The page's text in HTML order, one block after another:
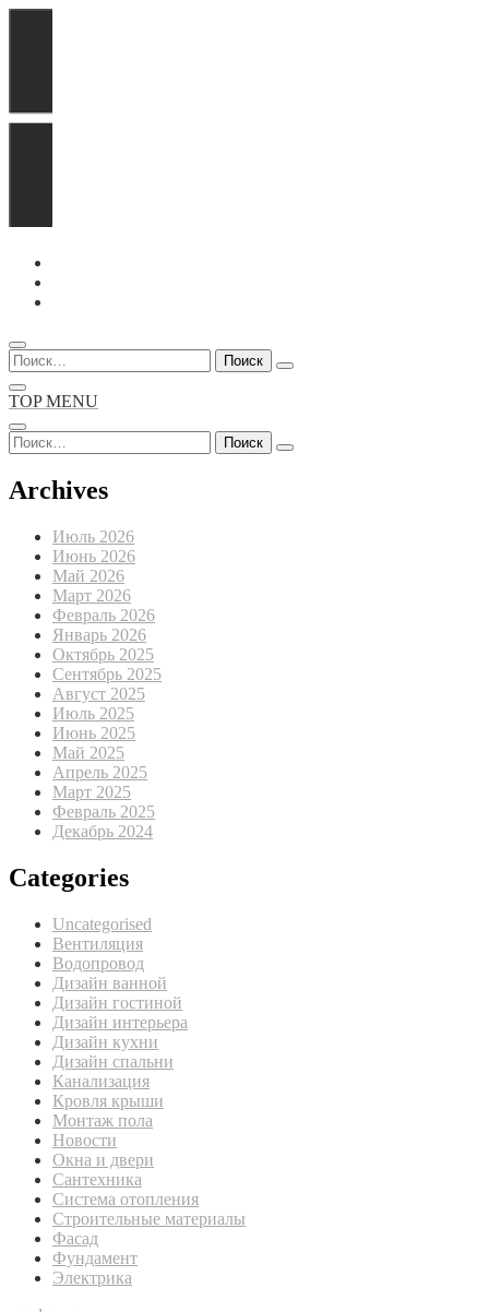
Перейти
содержимому
Найти:
TOP MENU
Найти:
Archives
Июль 2026
Июнь 2026
Май 2026
Март 2026
Февраль 2026
Январь 2026
Октябрь 2025
Сентябрь 2025
Август 2025
Июль 2025
Июнь 2025
Май 2025
Апрель 2025
Март 2025
Февраль 2025
Декабрь 2024
Categories
Uncategorised
Вентиляция
Водопровод
Дизайн ванной
Дизайн гостиной
Дизайн интерьера
Дизайн кухни
Дизайн спальни
Канализация
Кровля крыши
Монтаж пола
Новости
Окна и двери
Сантехника
Система отопления
Строительные материалы
Фасад
Фундамент
Электрика